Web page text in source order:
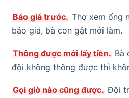
Báo giá trước. Thợ xem ống
báo giá, bà con gật mới làm.
Thông được mới lấy tiền. Bà
đội không thông được thì
Gọi giờ nào cũng được. Đội